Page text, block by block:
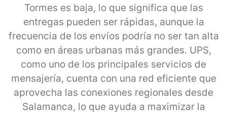
Tormes es baja, lo que significa que las
entregas pueden ser rápidas, aunque la
frecuencia de los envíos podría no ser tan alta
como en áreas urbanas más grandes. UPS,
como uno de los principales servicios de
mensajería, cuenta con una red eficiente que
aprovecha las conexiones regionales desde
Salamanca, lo que ayuda a maximizar la